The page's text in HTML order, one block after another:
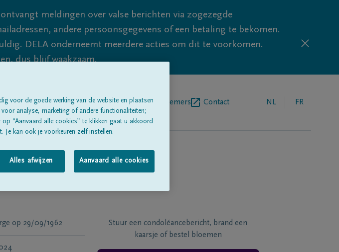
ontvangt meldingen over valse berichten via zogezegde
andere persoonsgegevens of een betaling te bekomen.
DELA onderneemt meerdere acties om dit te voorkomen.
dus blijf waakzaam.
Alle rouwberichtenOver onsBegrafenisondernemers Contact NL FR
op 29/09/1962
Stuur een condoléancebericht, brand een
kaarsje of bestel bloemen
voor de goede werking van de website en plaatsen
analyse, marketing of andere functionaliteiten;
“Aanvaard alle cookies” te klikken gaat u akkoord
kan ook je voorkeuren zelf instellen.
Alles afwijzen Aanvaard alle cookies